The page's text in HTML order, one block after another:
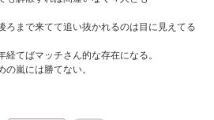
ろまで来てて追い抜かれるのは目に見えてる
経てばマッチさん的な存在になる。
嵐には勝てない。